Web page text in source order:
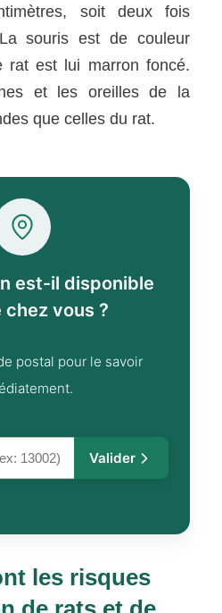
soit deux fois
souris est de couleur
rat est lui marron foncé.
et les oreilles de la
que celles du rat.
est-il disponible
chez vous ?
postal pour le savoir
Valider
les risques